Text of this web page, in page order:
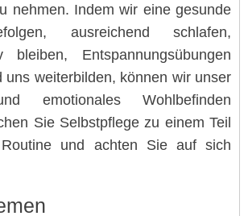
nehmen. Indem wir eine gesunde
ausreichend schlafen,
bleiben, Entspannungsübungen
uns weiterbilden, können wir unser
emotionales Wohlbefinden
Sie Selbstpflege zu einem Teil
und achten Sie auf sich